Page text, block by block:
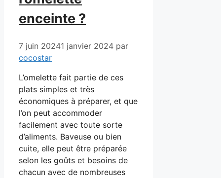
enceinte ?
7 juin 20241 janvier 2024 par
cocostar
L’omelette fait partie de ces
plats simples et très
économiques à préparer, et que
l’on peut accommoder
facilement avec toute sorte
d’aliments. Baveuse ou bien
cuite, elle peut être préparée
selon les goûts et besoins de
chacun avec de nombreuses